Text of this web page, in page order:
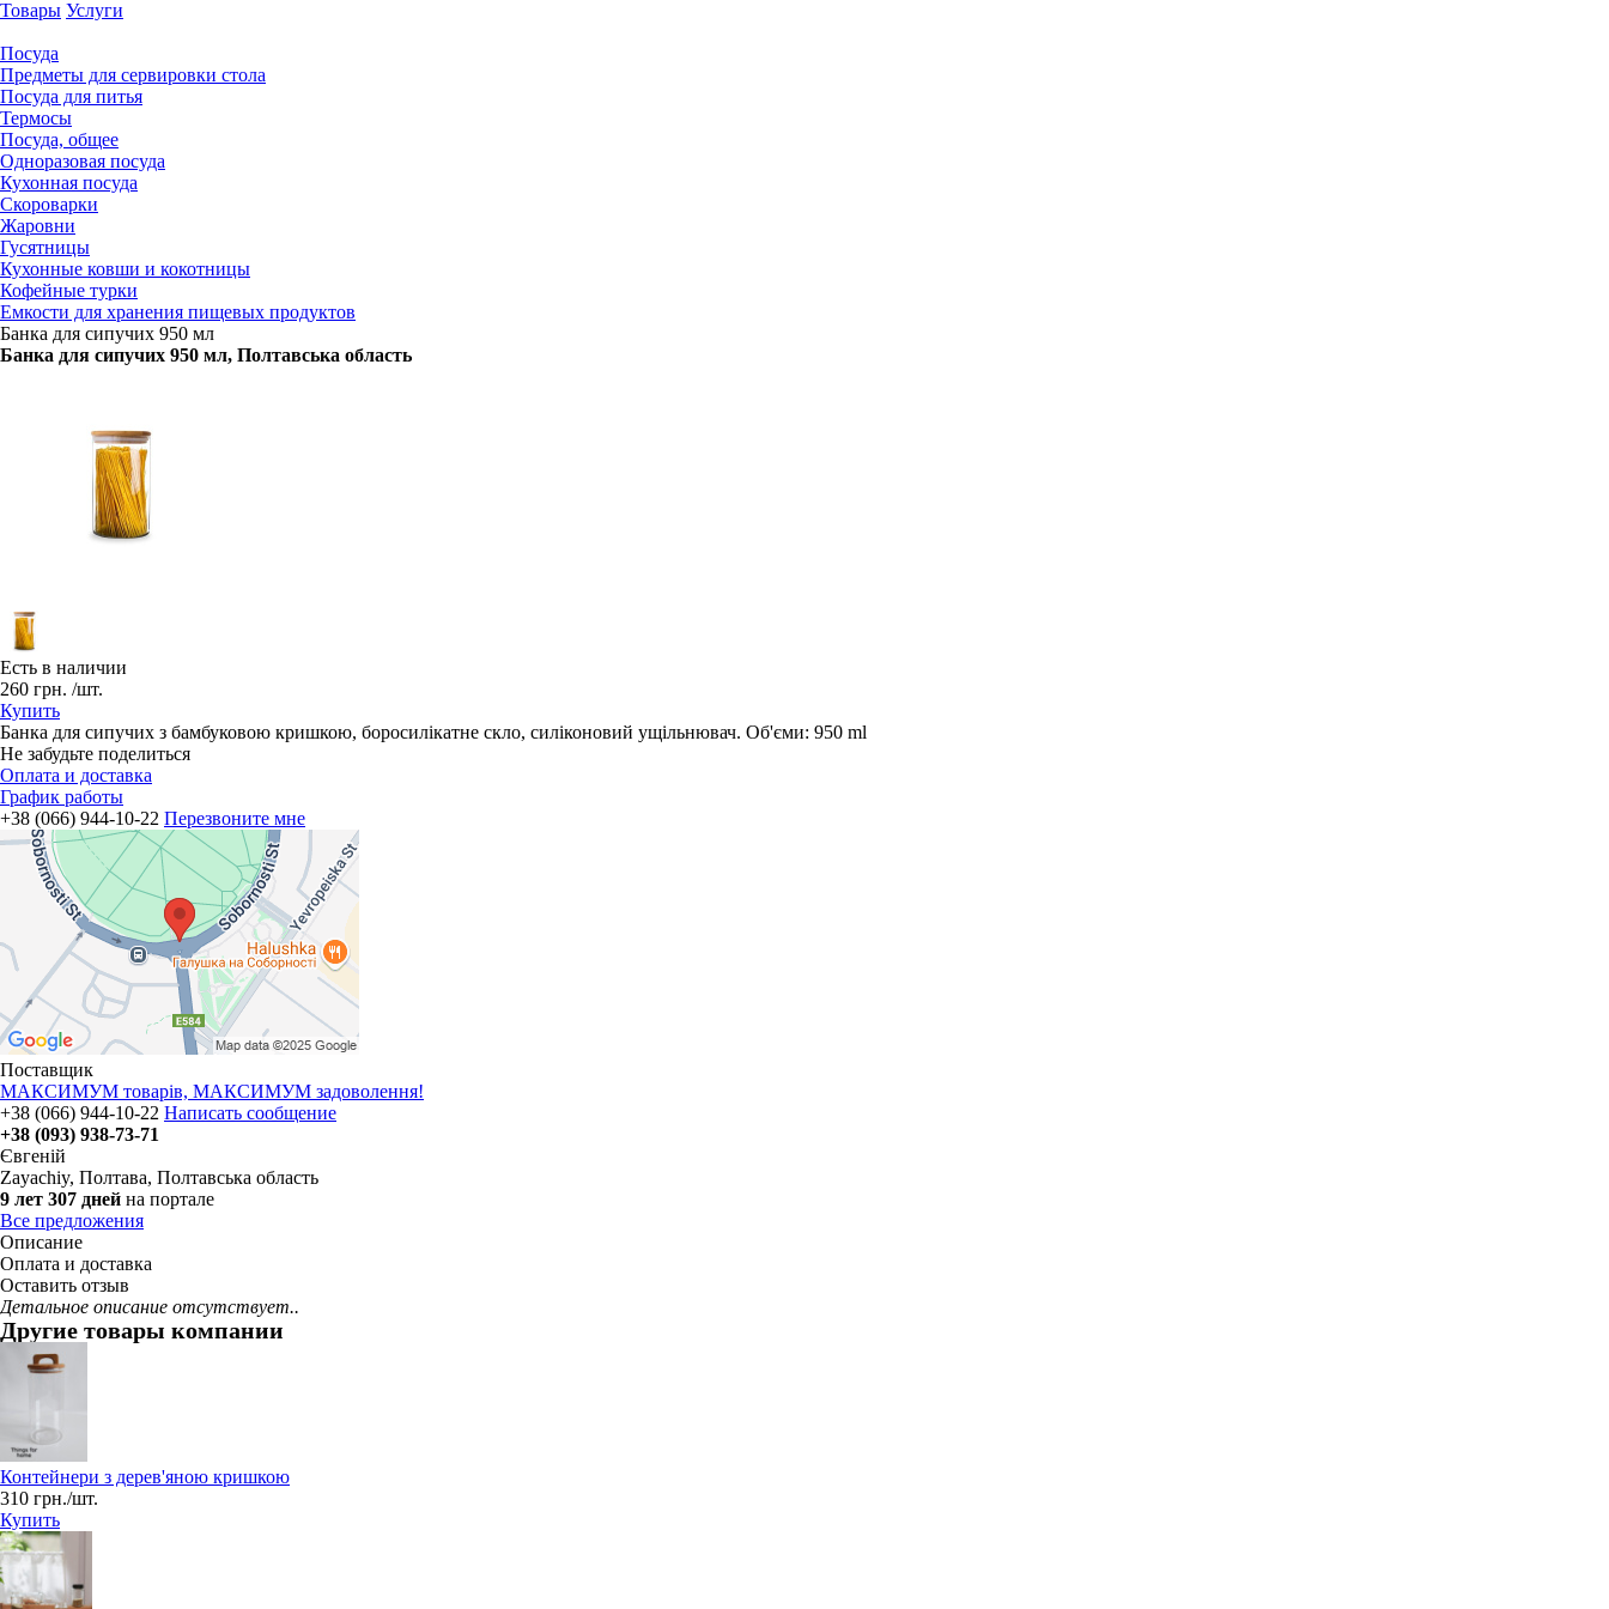
Товары Услуги
Посуда
Предметы для сервировки стола
Посуда для питья
Термосы
Посуда, общее
Одноразовая посуда
Кухонная посуда
Скороварки
Жаровни
Гусятницы
Кухонные ковши и кокотницы
Кофейные турки
Емкости для хранения пищевых продуктов
Банка для сипучих 950 мл
Банка для сипучих 950 мл, Полтавська область
Есть в наличии
260 грн. /шт.
Купить
Банка для сипучих з бамбуковою кришкою, боросилікатне скло, силіконовий ущільнювач. Об'єми: 950 ml ​
Не забудьте поделиться
Оплата и доставка
График работы
+38 (066) 944-10-22 Перезвоните мне
Поставщик
МАКСИМУМ товарів, МАКСИМУМ задоволення!
+38 (066) 944-10-22 Написать сообщение
+38 (093) 938-73-71
Євгеній
Zayachiy, Полтава, Полтавська область
9 лет 307 дней на портале
Все предложения
Описание
Оплата и доставка
Оставить отзыв
Детальное описание отсутствует..
Другие товары компании
Контейнери з дерев'яною кришкою
310 грн./шт.
Купить